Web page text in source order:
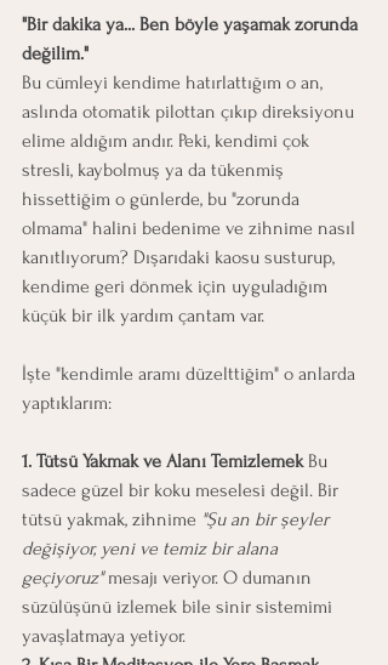
"Bir dakika ya... Ben böyle yaşamak zorunda
değilim."
Bu cümleyi kendime hatırlattığım o an,
aslında otomatik pilottan çıkıp direksiyonu
elime aldığım andır. Peki, kendimi çok
stresli, kaybolmuş ya da tükenmiş
hissettiğim o günlerde, bu "zorunda
olmama" halini bedenime ve zihnime nasıl
kanıtlıyorum? Dışarıdaki kaosu susturup,
kendime geri dönmek için uyguladığım
küçük bir ilk yardım çantam var.
İşte "kendimle aramı düzelttiğim" o anlarda
yaptıklarım:
1. Tütsü Yakmak ve Alanı Temizlemek Bu
sadece güzel bir koku meselesi değil. Bir
tütsü yakmak, zihnime "Şu an bir şeyler
değişiyor, yeni ve temiz bir alana
geçiyoruz" mesajı veriyor. O dumanın
süzülüşünü izlemek bile sinir sistemimi
yavaşlatmaya yetiyor.